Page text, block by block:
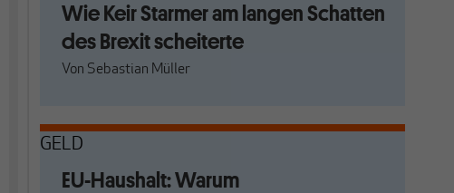
Wie Keir Starmer am langen Schatten
des Brexit scheiterte
Von Sebastian Müller
GELD
EU-Haushalt: Warum